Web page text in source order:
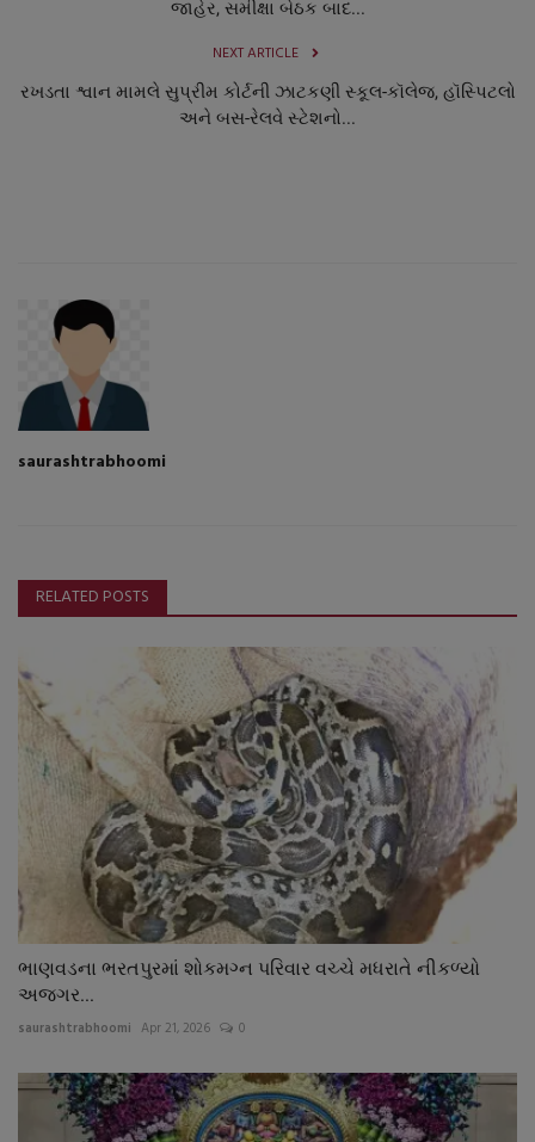
જાહેર, સમીક્ષા બેઠક બાદ...
NEXT ARTICLE
રખડતા શ્વાન મામલે સુપ્રીમ કોર્ટની ઝાટકણી સ્કૂલ-કૉલેજ, હૉસ્પિટલો
અને બસ-રેલવે સ્ટેશનો...
saurashtrabhoomi
RELATED POSTS
ભાણવડના ભરતપુરમાં શોકમગ્ન પરિવાર વચ્ચે મધરાતે નીકળ્યો
અજગર...
saurashtrabhoomi Apr 21, 2026 0